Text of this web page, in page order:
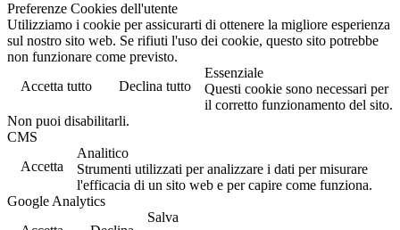
Preferenze Cookies dell'utente
Utilizziamo i cookie per assicurarti di ottenere la migliore esperienza
sul nostro sito web. Se rifiuti l'uso dei cookie, questo sito potrebbe
non funzionare come previsto.
Accetta tutto
Declina tutto
Essenziale
Questi cookie sono necessari per
il corretto funzionamento del sito.
Non puoi disabilitarli.
CMS
Accetta
Analitico
Strumenti utilizzati per analizzare i dati per misurare
l'efficacia di un sito web e per capire come funziona.
Google Analytics
Salva